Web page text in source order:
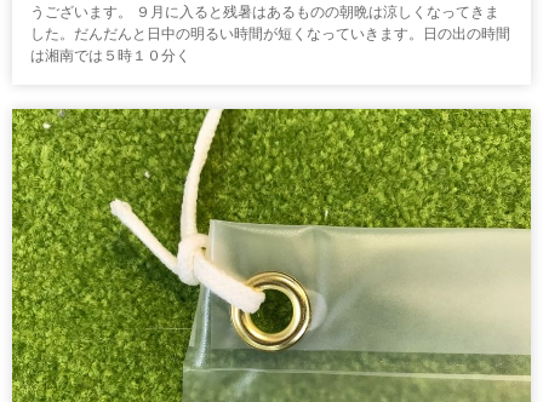
うございます。 ９月に入ると残暑はあるものの朝晩は涼しくなってきま
した。だんだんと日中の明るい時間が短くなっていきます。日の出の時間
は湘南では５時１０分く